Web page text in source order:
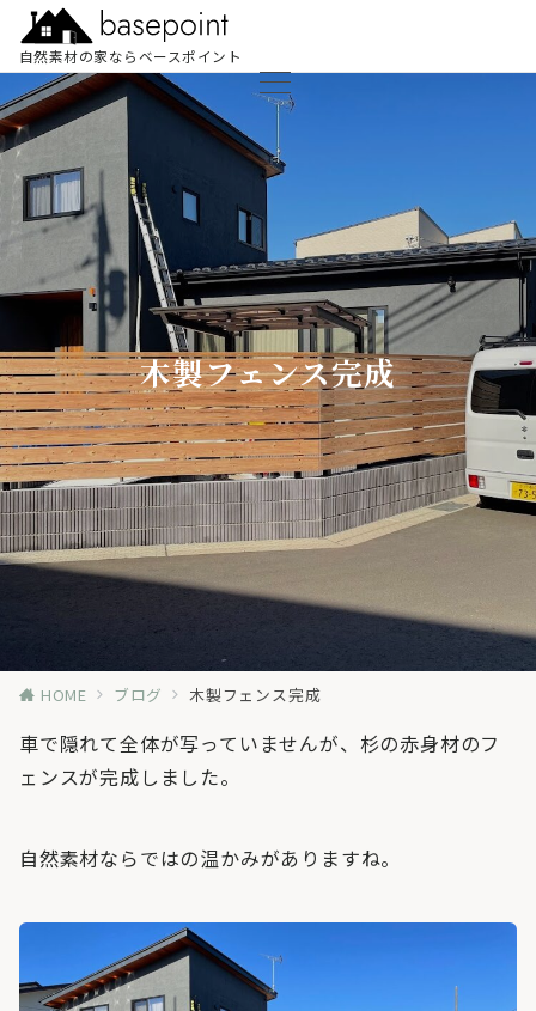
自然素材の家ならベースポイント
木製フェンス完成
HOME ブログ 木製フェンス完成
車で隠れて全体が写っていませんが、杉の赤身材のフ
ェンスが完成しました。
自然素材ならではの温かみがありますね。